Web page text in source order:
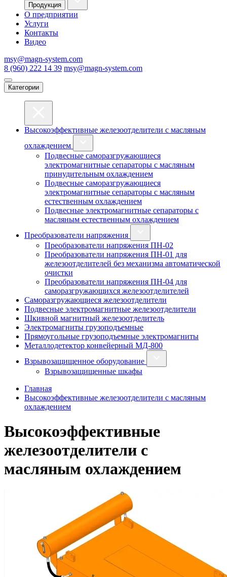
Продукция
О предприятии
Услуги
Контакты
Видео
msy@magn-system.com
8 (960) 222 14 39 msy@magn-system.com
Категории
Высокоэффективные железоотделители с масляным
охлаждением
Подвесные саморазгружающиеся
электромагнитные сепараторы с масляным
принудительным охлаждением
Подвесные саморазгружающиеся
электромагнитные сепараторы с масляным
естественным охлаждением
Подвесные электромагнитные сепараторы с
масляным естественным охлаждением
Преобразователи напряжения
Преобразователи напряжения ПН-02
Преобразователи напряжения ПН-01 для
железоотделителей без механизма автоматической
очистки
Преобразователи напряжения ПН-04 для
саморазгружающихся железоотделителей
Саморазгружающиеся железоотделители
Подвесные электромагнитные железоотделители
Шкивной магнитный железоотделитель
Электромагниты грузоподъемные
Прямоугольные грузоподъемные электромагниты
Металлодетектор конвейерный МД-800
Взрывозащищенное оборудование
Взрывозащищенные шкафы
Главная
Высокоэффективные железоотделители с масляным
охлаждением
Высокоэффективные
железоотделители с
масляным охлаждением